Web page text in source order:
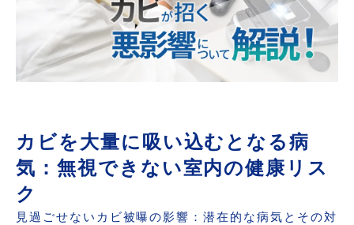
カビを大量に吸い込むとなる病
気：無視できない室内の健康リス
ク
見過ごせないカビ被曝の影響：潜在的な病気とその対